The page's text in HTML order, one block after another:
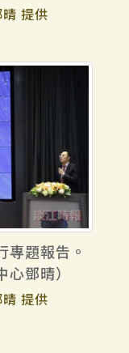
提供
專題報告。
鄧晴）
提供